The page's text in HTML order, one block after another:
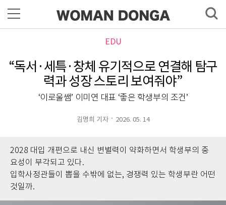
EDU
“독서·세특·창체 유기적으로 연결해 탐구
력과 성장 스토리 보여줘야”
‘이로울쌤’ 이미연 대표 ‘좋은 학생부의 조건’
김명희 기자 2026. 05. 14
2028 대입 개편으로 내신 변별력이 약화하면서 학생부의 중
요성이 부각되고 있다.
입학사정관들이 뽑을 수밖에 없는, 경쟁력 있는 학생부란 어떤
것일까.